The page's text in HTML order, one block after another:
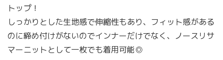
トップ！
しっかりとした生地感で伸縮性もあり、フィット感がある
のに締め付けがないのでインナーだけでなく、ノースリサ
マーニットとして一枚でも着用可能◎